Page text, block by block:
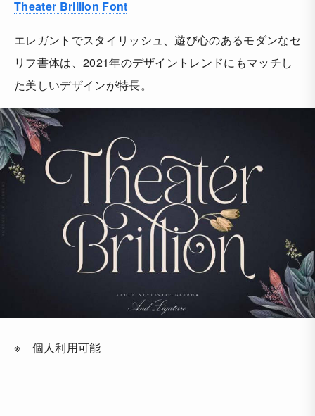
Theater Brillion Font
エレガントでスタイリッシュ、遊び心のあるモダンなセ
リフ書体は、2021年のデザイントレンドにもマッチし
た美しいデザインが特長。
※ 個人利用可能